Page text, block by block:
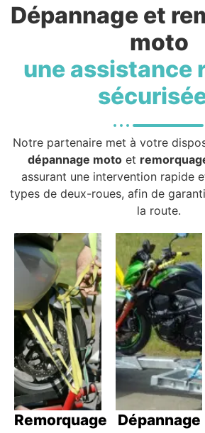
Dépannage et
moto
une assistance
Notre partenaire met à votre
dépannage motoet
assurant une intervention rapide
types de deux-roues, afin de
la route.
Remorquage
Dépannage